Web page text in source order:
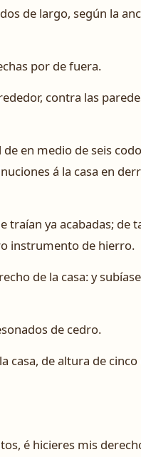
de largo, según la
por de fuera.
contra las
en medio de seis
á la casa en
traían ya acabadas; de
instrumento de hierro.
de la casa: y
de cedro.
de altura de cinco
é hicieres mis